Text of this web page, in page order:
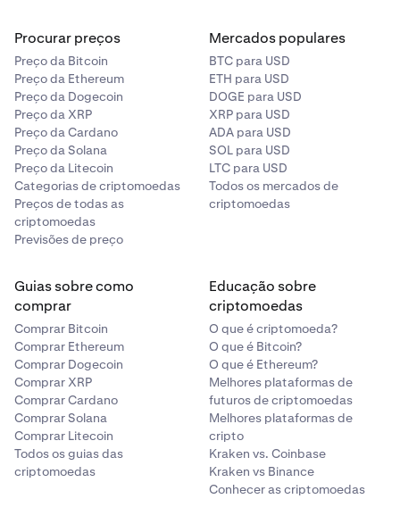
Procurar preços
Preço da Bitcoin
Preço da Ethereum
Preço da Dogecoin
Preço da XRP
Preço da Cardano
Preço da Solana
Preço da Litecoin
Categorias de criptomoedas
Preços de todas as
criptomoedas
Previsões de preço
Mercados populares
BTC para USD
ETH para USD
DOGE para USD
XRP para USD
ADA para USD
SOL para USD
LTC para USD
Todos os mercados de
criptomoedas
Guias sobre como
comprar
Comprar Bitcoin
Comprar Ethereum
Comprar Dogecoin
Comprar XRP
Comprar Cardano
Comprar Solana
Comprar Litecoin
Todos os guias das
criptomoedas
Educação sobre
criptomoedas
O que é criptomoeda?
O que é Bitcoin?
O que é Ethereum?
Melhores plataformas de
futuros de criptomoedas
Melhores plataformas de
cripto
Kraken vs. Coinbase
Kraken vs Binance
Conhecer as criptomoedas